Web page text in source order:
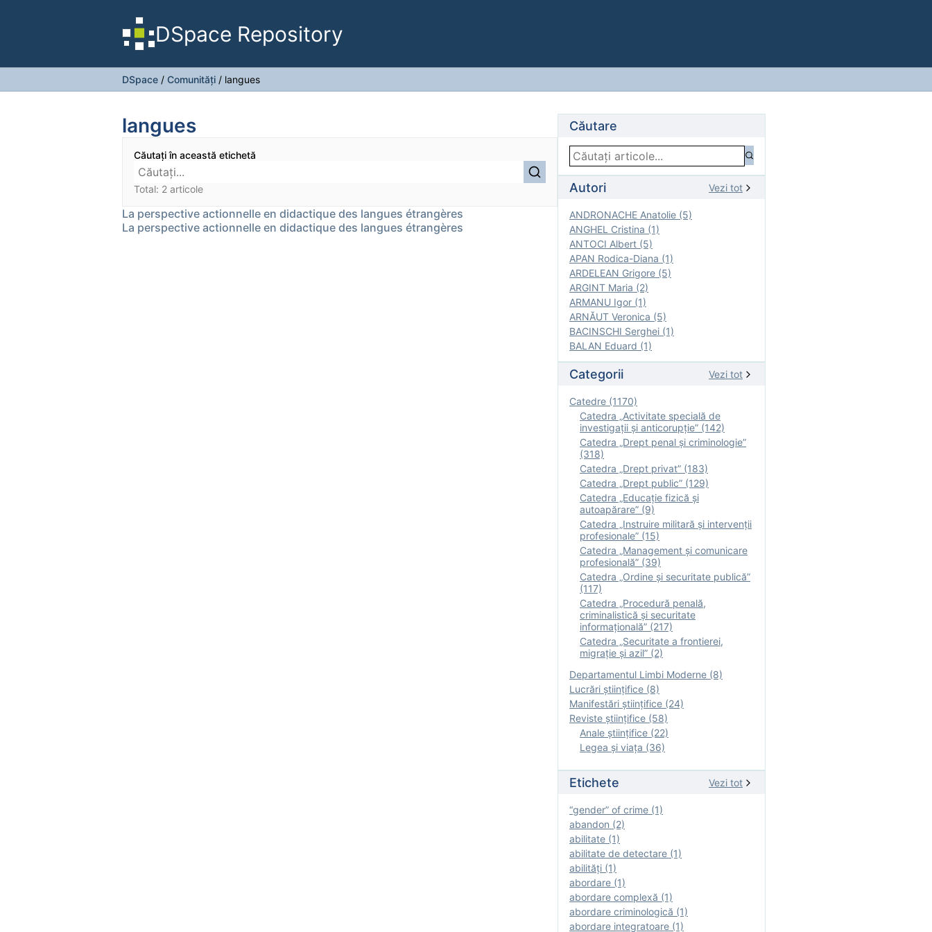
DSpace Repository
DSpace / Comunități / langues
langues
Căutați în această etichetă
Total: 2 articole
La perspective actionnelle en didactique des langues étrangères
La perspective actionnelle en didactique des langues étrangères
Căutare
Autori Vezi tot
ANDRONACHE Anatolie (5)
ANGHEL Cristina (1)
ANTOCI Albert (5)
APAN Rodica-Diana (1)
ARDELEAN Grigore (5)
ARGINT Maria (2)
ARMANU Igor (1)
ARNĂUT Veronica (5)
BACINSCHI Serghei (1)
BALAN Eduard (1)
Categorii Vezi tot
Catedre (1170)
Catedra „Activitate specială de
investigaţii şi anticorupție” (142)
Catedra „Drept penal și criminologie”
(318)
Catedra „Drept privat” (183)
Catedra „Drept public” (129)
Catedra „Educație fizică şi
autoapărare” (9)
Catedra „Instruire militară şi intervenţii
profesionale” (15)
Catedra „Management și comunicare
profesională” (39)
Catedra „Ordine și securitate publică”
(117)
Catedra „Procedură penală,
criminalistică și securitate
informațională” (217)
Catedra „Securitate a frontierei,
migrație și azil” (2)
Departamentul Limbi Moderne (8)
Lucrări științifice (8)
Manifestări ştiinţifice (24)
Reviste ştiinţifice (58)
Anale ştiinţifice (22)
Legea şi viaţa (36)
Etichete Vezi tot
“gender” of crime (1)
abandon (2)
abilitate (1)
abilitate de detectare (1)
abilităţi (1)
abordare (1)
abordare complexă (1)
abordare criminologică (1)
abordare integratoare (1)